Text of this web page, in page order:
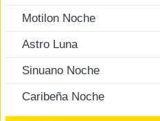
Motilon Noche
Astro Luna
Sinuano Noche
Caribeña Noche